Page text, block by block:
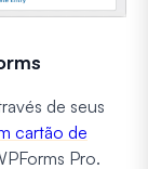
de seus
cartão de
Pro.